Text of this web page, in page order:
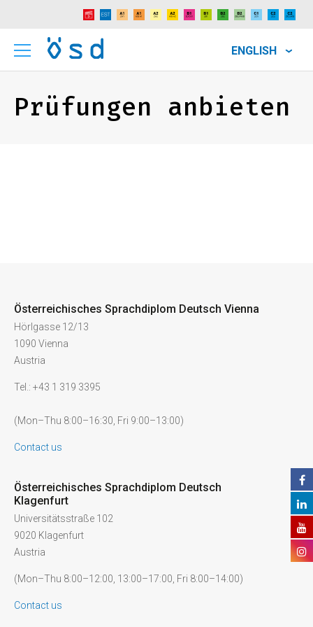
ENGLISH
Prüfungen anbieten
Österreichisches Sprachdiplom Deutsch Vienna
Hörlgasse 12/13
1090 Vienna
Austria
Tel.: +43 1 319 3395
(Mon–Thu 8:00–16:30, Fri 9:00–13:00)
Contact us
Österreichisches Sprachdiplom Deutsch
Klagenfurt
Universitätsstraße 102
9020 Klagenfurt
Austria
(Mon–Thu 8:00–12:00, 13:00–17:00, Fri 8:00–14:00)
Contact us